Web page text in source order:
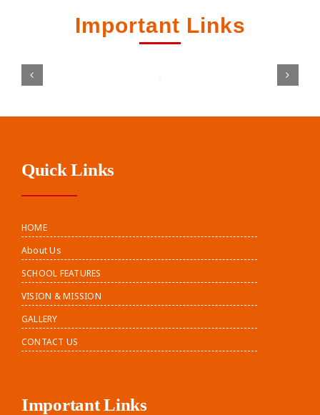
Important Links
Quick Links
HOME
About Us
SCHOOL FEATURES
VISION & MISSION
GALLERY
CONTACT US
Important Links